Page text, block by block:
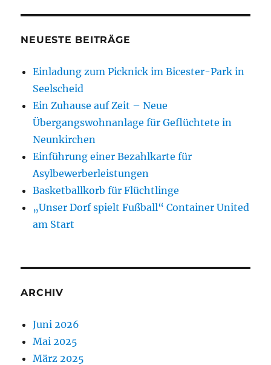
NEUESTE BEITRÄGE
Einladung zum Picknick im Bicester-Park in
Seelscheid
Ein Zuhause auf Zeit – Neue
Übergangswohnanlage für Geflüchtete in
Neunkirchen
Einführung einer Bezahlkarte für
Asylbewerberleistungen
Basketballkorb für Flüchtlinge
„Unser Dorf spielt Fußball“ Container United
am Start
ARCHIV
Juni 2026
Mai 2025
März 2025